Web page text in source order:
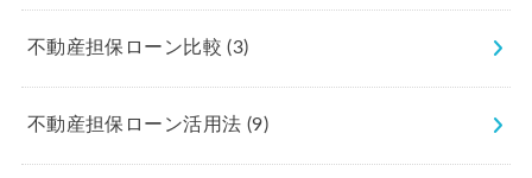
不動産担保ローン比較(3)
不動産担保ローン活用法 (9)